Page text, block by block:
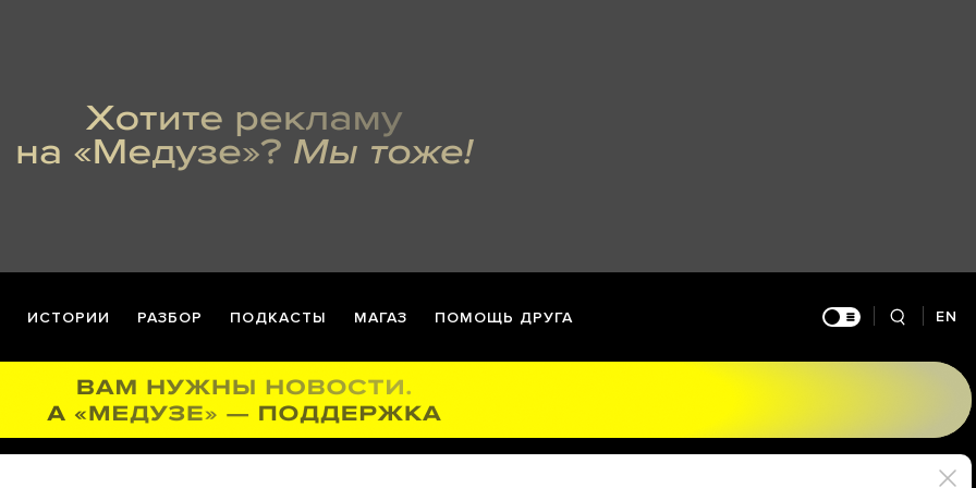
ИСТОРИИ РАЗБОР ПОДКАСТЫ МАГАЗ ПОМОЩЬ ДРУГА EN